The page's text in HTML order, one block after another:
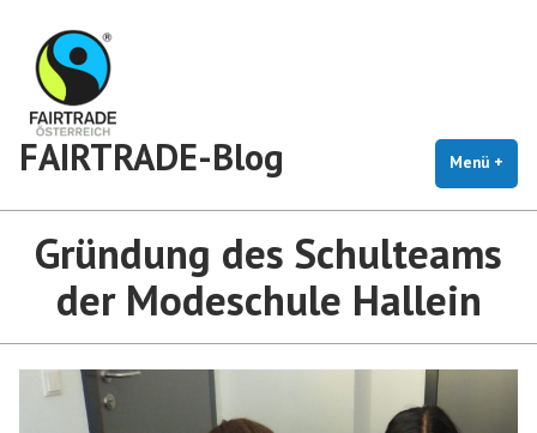
Inhalt
springen
FAIRTRADE-Blog Menü +
Gründung des Schulteams
der Modeschule Hallein